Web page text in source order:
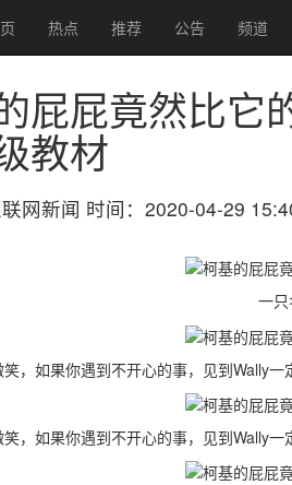
热点 推荐 公告 频道
屁屁竟然比它
教材
网新闻 时间：2020-04-29
一只
，如果你遇到不开心的事，见到Wally一
，如果你遇到不开心的事，见到Wally一